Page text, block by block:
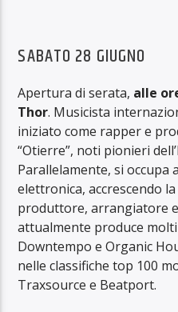
SABATO 28 GIUGNO
Apertura di serata, alle
Thor. Musicista
iniziato come rapper e
“Otierre”, noti pionieri
Parallelamente, si occupa
elettronica, accrescendo
produttore, arrangiatore
attualmente produce
Downtempo e Organic
nelle classifiche top 100
Traxsource e Beatport.